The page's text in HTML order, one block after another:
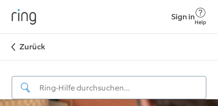
Sign in
Help
Zurück